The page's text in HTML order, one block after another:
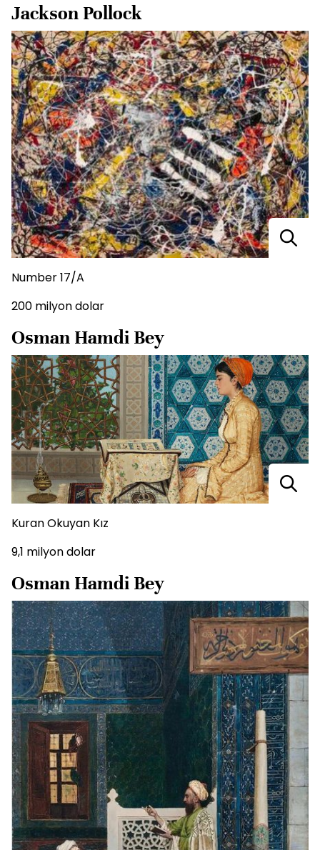
Jackson Pollock
Number 17/A
200 milyon dolar
Osman Hamdi Bey
Kuran Okuyan Kız
9,1 milyon dolar
Osman Hamdi Bey